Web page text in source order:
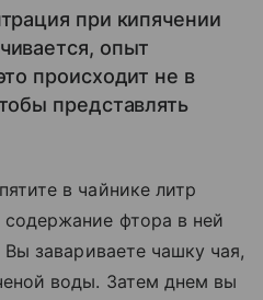
при кипячении
опыт
происходит не в
представлять
в чайнике литр
фтора в ней
завариваете чашку чая,
воды. Затем днем вы